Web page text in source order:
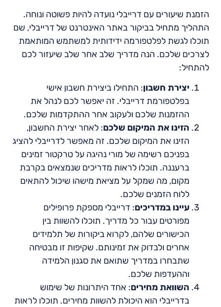
הזמנת שיעורים עם דרייבלי נועדה להיות פשוטה ונוחה.
התהליך מתחיל בביקור באתר האינטרנט של דרייבלי, שם
תוכלו לגשת לפלטפורמה ידידותית למשתמש המותאמת
לצרכים שלכם. הנה מדריך שלב אחר שלב שיעזור לכם
להתחיל:
יצירת חשבון: התחילו ביצירת חשבון אישי
בפלטפורמת דרייבלי. זה יאפשר לכם לנהל את
ההזמנות שלכם ולעקוב אחר ההתקדמות שלכם.
הזינו את המיקום שלכם: לאחר יצירת החשבון,
הזינו את המיקום שלכם. זה מאפשר לדרייבלי להציג
בפניכם רשימה של מורי נהיגה על טרקטור זמינים
ברעננה. תוכלו לראות מדריכים שנמצאים בקרבת
מקום, מה שמקל על מציאת מישהו שיכול להתאים
ללוח הזמנים שלכם.
עיינו במדריכים: דרייבלי מספקת פרופילים
מפורטים עבור כל מדריך. תוכלו להשוות בין
הכישורים שלהם, לקרוא ביקורות של תלמידים
אחרים ולבדוק את זמינותם. שקיפות זו מבטיחה
שתבחרו במדריך שתואם את סגנון הלמידה
וההעדפות שלכם.
השוואת מחירים: אחד היתרונות של שימוש
בדרייבלי הוא היכולת להשוות מחירים. תוכלו לראות